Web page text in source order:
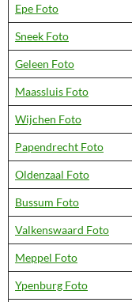
Epe Foto
Sneek Foto
Geleen Foto
Maassluis Foto
Wijchen Foto
Papendrecht Foto
Oldenzaal Foto
Bussum Foto
Valkenswaard Foto
Meppel Foto
Ypenburg Foto